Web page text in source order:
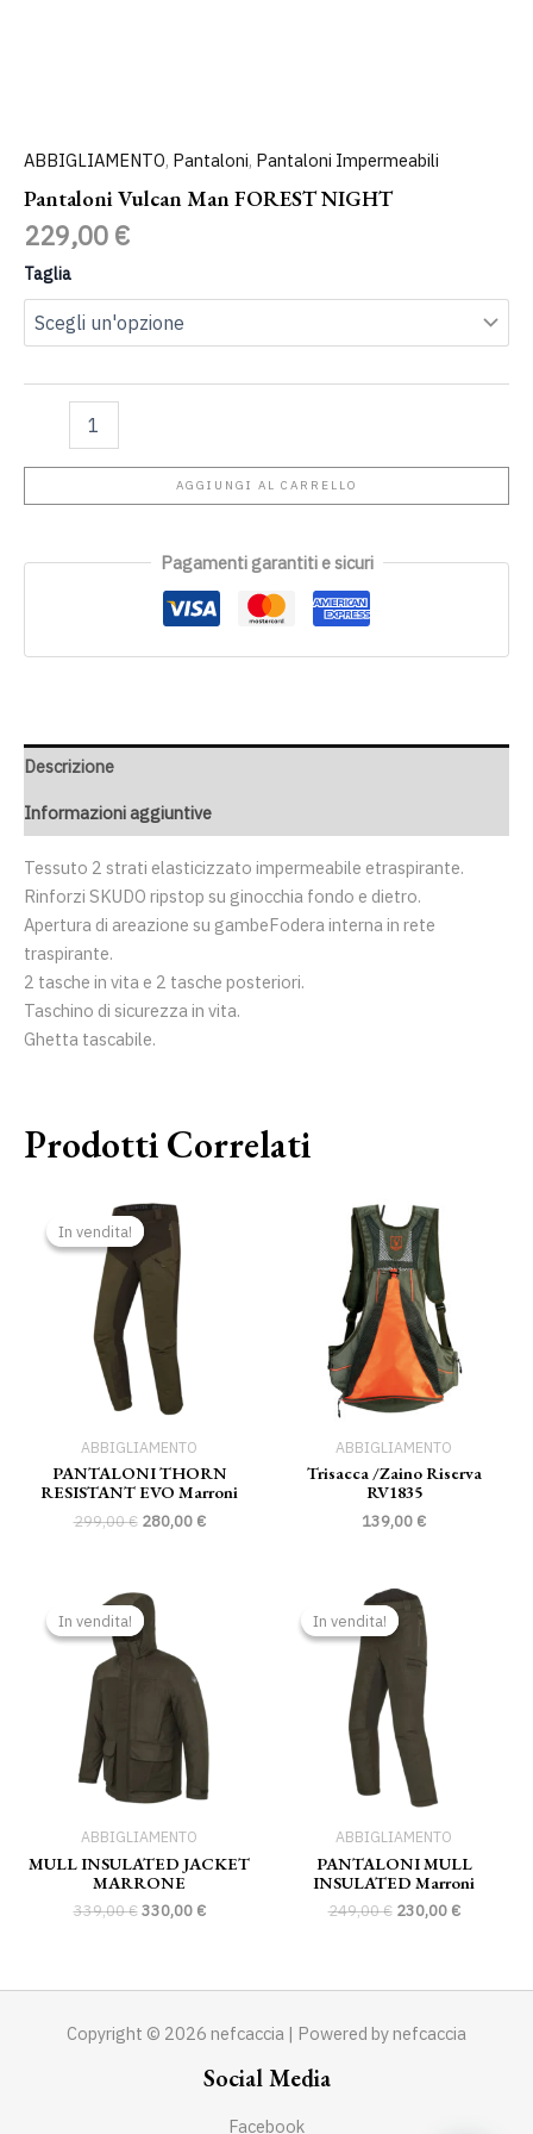
ABBIGLIAMENTO, Pantaloni, Pantaloni Impermeabili
Pantaloni Vulcan Man FOREST NIGHT
229,00 €
Taglia
AGGIUNGI AL CARRELLO
Pagamenti garantiti e sicuri
Descrizione
Informazioni aggiuntive
Tessuto 2 strati elasticizzato impermeabile etraspirante.
Rinforzi SKUDO ripstop su ginocchia fondo e dietro.
Apertura di areazione su gambeFodera interna in rete
traspirante.
2 tasche in vita e 2 tasche posteriori.
Taschino di sicurezza in vita.
Ghetta tascabile.
Prodotti Correlati
In vendita!
In vendita!
ABBIGLIAMENTO
PANTALONI THORN
RESISTANT EVO Marroni
299,00€
Il
prezzo
originale
era:
299,00 €.
280,00 €
ABBIGLIAMENTO
Trisacca /zaino Riserva
RV1835
139,00 €
In vendita!
In vendita!
ABBIGLIAMENTO
MULL INSULATED JACKET
MARRONE
339,00€
Il
prezzo
originale
era:
339,00 €.
330,00 €
In vendita!
In vendita!
ABBIGLIAMENTO
PANTALONI MULL
INSULATED Marroni
249,00€
Il
prezzo
originale
249,00 €.
230,00 €
Copyright © 2026 nefcaccia | Powered by nefcaccia
Social Media
Facebook